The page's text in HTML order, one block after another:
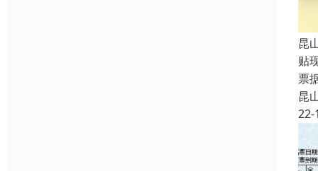
昆
贴
票
昆
22-